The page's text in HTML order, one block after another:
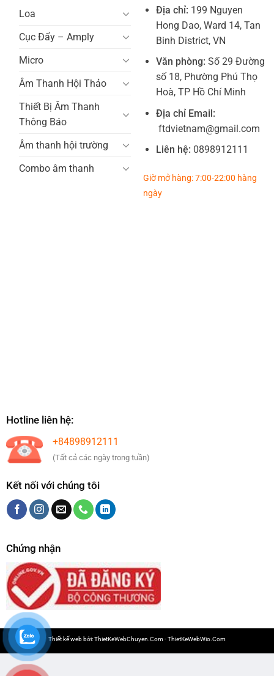
Loa
Cục Đẩy – Amply
Micro
Âm Thanh Hội Thảo
Thiết Bị Âm Thanh
Thông Báo
Âm thanh hội trường
Combo âm thanh
Địa chỉ: 199 Nguyen
Hong Dao, Ward 14, Tan
Binh District, VN
Văn phòng: Số 29 Đường
số 18, Phường Phú Thọ
Hoà, TP Hồ Chí Minh
Địa chỉ Email:
ftdvietnam@gmail.com
Liên hệ: 0898912111
Giờ mở hàng: 7:00-22:00 hàng
ngày
Hotline liên hệ:
+84898912111
(Tất cả các ngày trong tuần)
Kết nối với chúng tôi
Chứng nhận
Thiết kế web bởi:ThietKeWebChuyen.Com-ThietKeWebWio.Com